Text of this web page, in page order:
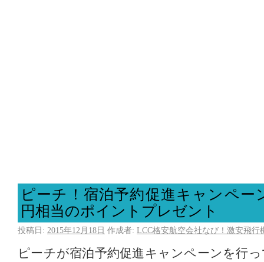
ピーチ！宿泊予約促進キャンペー
円相当のポイントプレゼント
投稿日: 2015年12月18日 作成者: LCC格安航空会社なび！激安飛行
ピーチが宿泊予約促進キャンペーンを行